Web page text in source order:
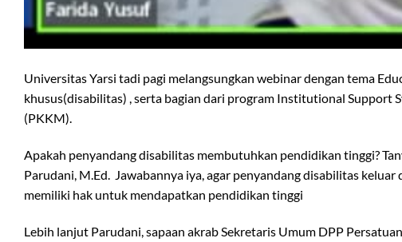
Universitas Yarsi tadi pagi melangsungkan webinar dengan tema
khusus(disabilitas) , serta bagian dari program Institutional Support
(PKKM).
Apakah penyandang disabilitas membutuhkan pendidikan tinggi?
Parudani, M.Ed. Jawabannya iya, agar penyandang disabilitas
memiliki hak untuk mendapatkan pendidikan tinggi
Lebih lanjut Parudani, sapaan akrab Sekretaris Umum DPP